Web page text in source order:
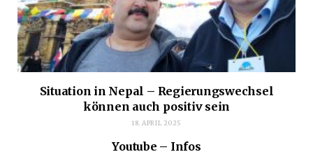
Situation in Nepal – Regierungswechsel
können auch positiv sein
18. APRIL 2025
Youtube – Infos